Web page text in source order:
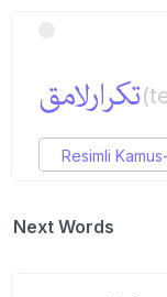
تكرارلامق
Resimli
Next Words